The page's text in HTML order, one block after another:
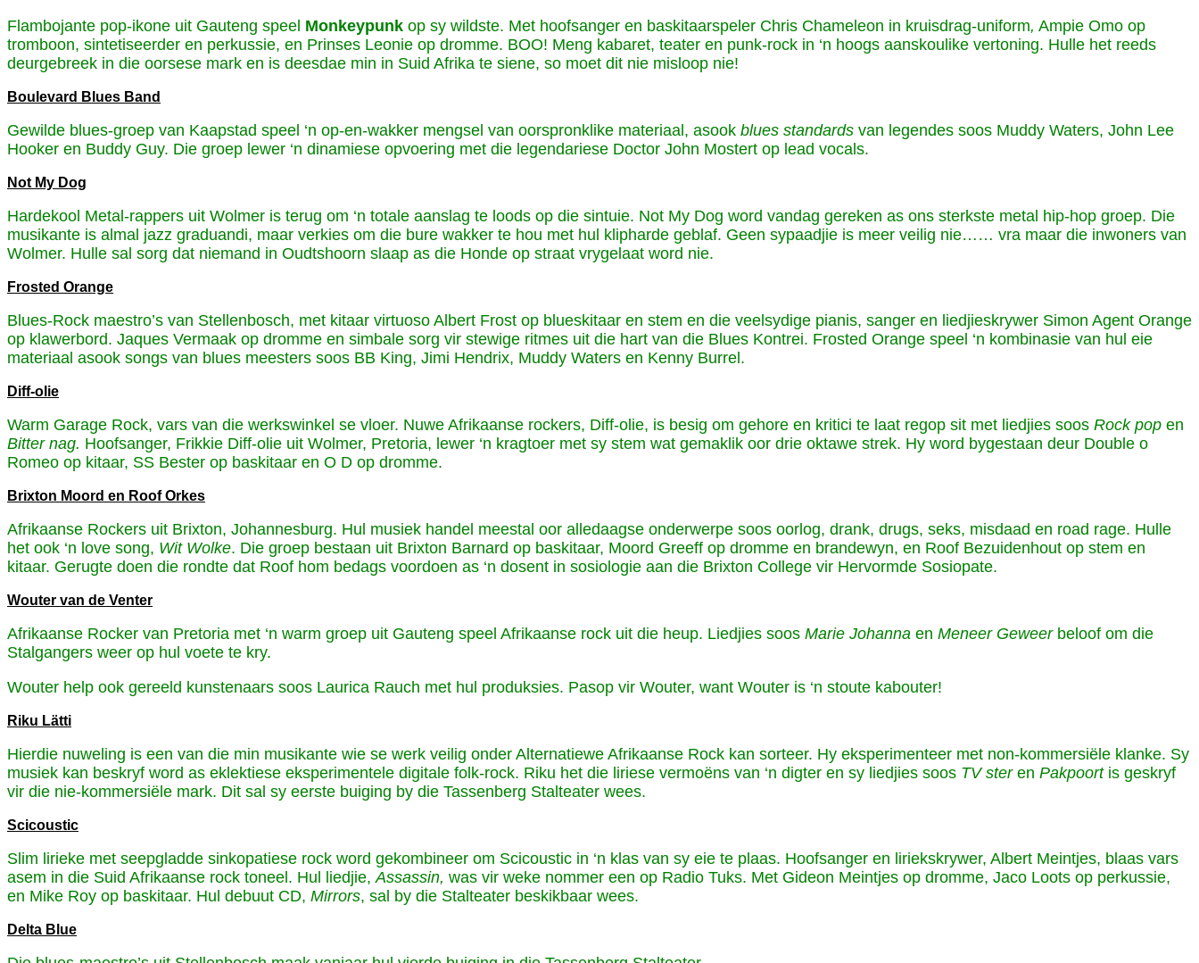
Flambojante pop-ikone uit Gauteng speel Monkeypunk op sy wildste. Met hoofsanger en baskitaarspeler Chris Chameleon in kruisdrag-uniform, Ampie Omo op
tromboon, sintetiseerder en perkussie, en Prinses Leonie op dromme. BOO! Meng kabaret, teater en punk-rock in ‘n hoogs aanskoulike vertoning. Hulle het reeds
deurgebreek in die oorsese mark en is deesdae min in Suid Afrika te siene, so moet dit nie misloop nie!
Boulevard Blues Band
Gewilde blues-groep van Kaapstad speel ‘n op-en-wakker mengsel van oorspronklike materiaal, asook blues standards van legendes soos Muddy Waters, John Lee
Hooker en Buddy Guy. Die groep lewer ‘n dinamiese opvoering met die legendariese Doctor John Mostert op lead vocals.
Not My Dog
Hardekool Metal-rappers uit Wolmer is terug om ‘n totale aanslag te loods op die sintuie. Not My Dog word vandag gereken as ons sterkste metal hip-hop groep. Die
musikante is almal jazz graduandi, maar verkies om die bure wakker te hou met hul klipharde geblaf. Geen sypaadjie is meer veilig nie…… vra maar die inwoners van
Wolmer. Hulle sal sorg dat niemand in Oudtshoorn slaap as die Honde op straat vrygelaat word nie.
Frosted Orange
Blues-Rock maestro’s van Stellenbosch, met kitaar virtuoso Albert Frost op blueskitaar en stem en die veelsydige pianis, sanger en liedjieskrywer Simon Agent Orange
op klawerbord. Jaques Vermaak op dromme en simbale sorg vir stewige ritmes uit die hart van die Blues Kontrei. Frosted Orange speel ‘n kombinasie van hul eie
materiaal asook songs van blues meesters soos BB King, Jimi Hendrix, Muddy Waters en Kenny Burrel.
Diff-olie
Warm Garage Rock, vars van die werkswinkel se vloer. Nuwe Afrikaanse rockers, Diff-olie, is besig om gehore en kritici te laat regop sit met liedjies soos Rock pop en
Bitter nag. Hoofsanger, Frikkie Diff-olie uit Wolmer, Pretoria, lewer ‘n kragtoer met sy stem wat gemaklik oor drie oktawe strek. Hy word bygestaan deur Double o
Romeo op kitaar, SS Bester op baskitaar en O D op dromme.
Brixton Moord en Roof Orkes
Afrikaanse Rockers uit Brixton, Johannesburg. Hul musiek handel meestal oor alledaagse onderwerpe soos oorlog, drank, drugs, seks, misdaad en road rage. Hulle
het ook ‘n love song, Wit Wolke. Die groep bestaan uit Brixton Barnard op baskitaar, Moord Greeff op dromme en brandewyn, en Roof Bezuidenhout op stem en
kitaar. Gerugte doen die rondte dat Roof hom bedags voordoen as ‘n dosent in sosiologie aan die Brixton College vir Hervormde Sosiopate.
Wouter van de Venter
Afrikaanse Rocker van Pretoria met ‘n warm groep uit Gauteng speel Afrikaanse rock uit die heup. Liedjies soos Marie Johanna en Meneer Geweerbeloof om die
Stalgangers weer op hul voete te kry.
Wouter help ook gereeld kunstenaars soos Laurica Rauch met hul produksies. Pasop vir Wouter, want Wouter is ‘n stoute kabouter!
Riku Lätti
Hierdie nuweling is een van die min musikante wie se werk veilig onder Alternatiewe Afrikaanse Rock kan sorteer. Hy eksperimenteer met non-kommersiële klanke. Sy
musiek kan beskryf word as eklektiese eksperimentele digitale folk-rock. Riku het die liriese vermoëns van ‘n digter en sy liedjies soos TV steren Pakpoortis geskryf
vir die nie-kommersiële mark. Dit sal sy eerste buiging by die Tassenberg Stalteater wees.
Scicoustic
Slim lirieke met seepgladde sinkopatiese rock word gekombineer om Scicoustic in ‘n klas van sy eie te plaas. Hoofsanger en liriekskrywer, Albert Meintjes, blaas vars
asem in die Suid Afrikaanse rock toneel. Hul liedjie,Assassin, was vir weke nommer een op Radio Tuks. Met Gideon Meintjes op dromme, Jaco Loots op perkussie,
en Mike Roy op baskitaar. Hul debuut CD, Mirrors, sal by die Stalteater beskikbaar wees.
Delta Blue